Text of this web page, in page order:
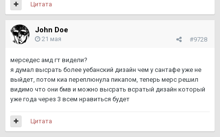
Цитата
John Doe
#9728
21 мая
мерседес амд гт видели?
я думал высрать более уебанский дизайн чем у сантафе уже не
выйдет, потом киа переплюнула пикапом, теперь мерс решил
видимо что они бмв и можно высрать всратый дизайн который
уже года через 3 всем нравиться будет
Цитата